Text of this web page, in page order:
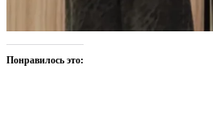
Понравилось это: